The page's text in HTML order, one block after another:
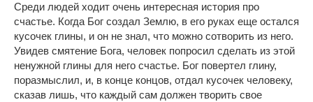
Среди людей ходит очень интересная история про
счастье. Когда Бог создал Землю, в его руках еще остался
кусочек глины, и он не знал, что можно сотворить из него.
Увидев смятение Бога, человек попросил сделать из этой
ненужной глины для него счастье. Бог повертел глину,
поразмыслил, и, в конце концов, отдал кусочек человеку,
сказав лишь, что каждый сам должен творить свое